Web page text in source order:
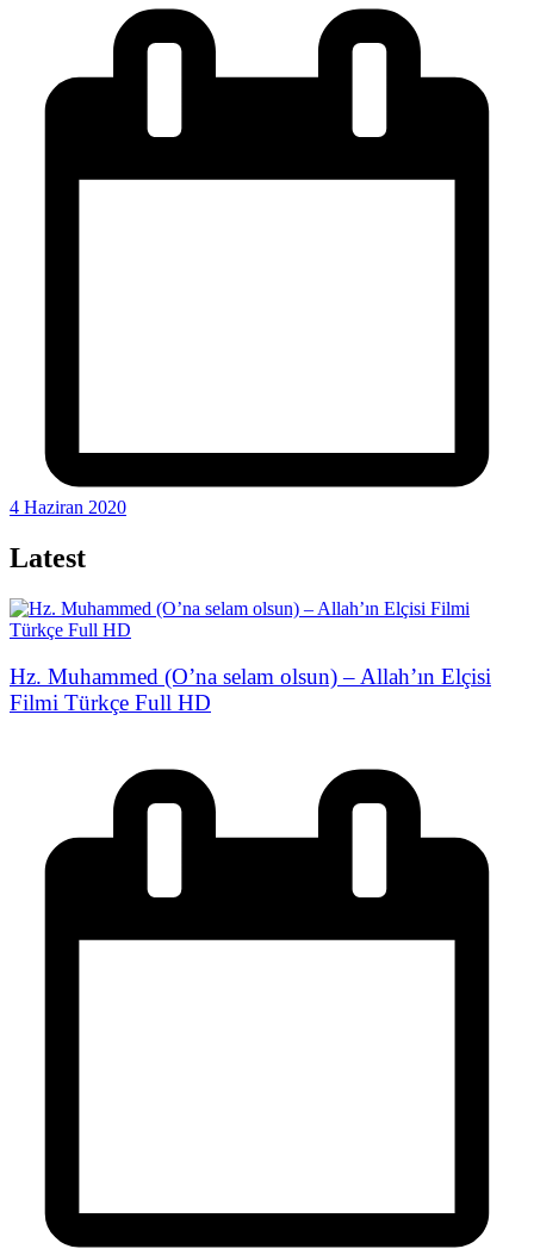
4 Haziran 2020
Latest
Hz. Muhammed (O’na selam olsun) – Allah’ın Elçisi
Filmi Türkçe Full HD